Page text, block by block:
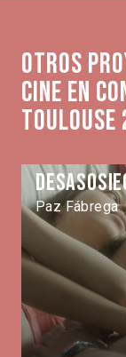
Otros
Cine en
Toulouse
Paz Fábrega